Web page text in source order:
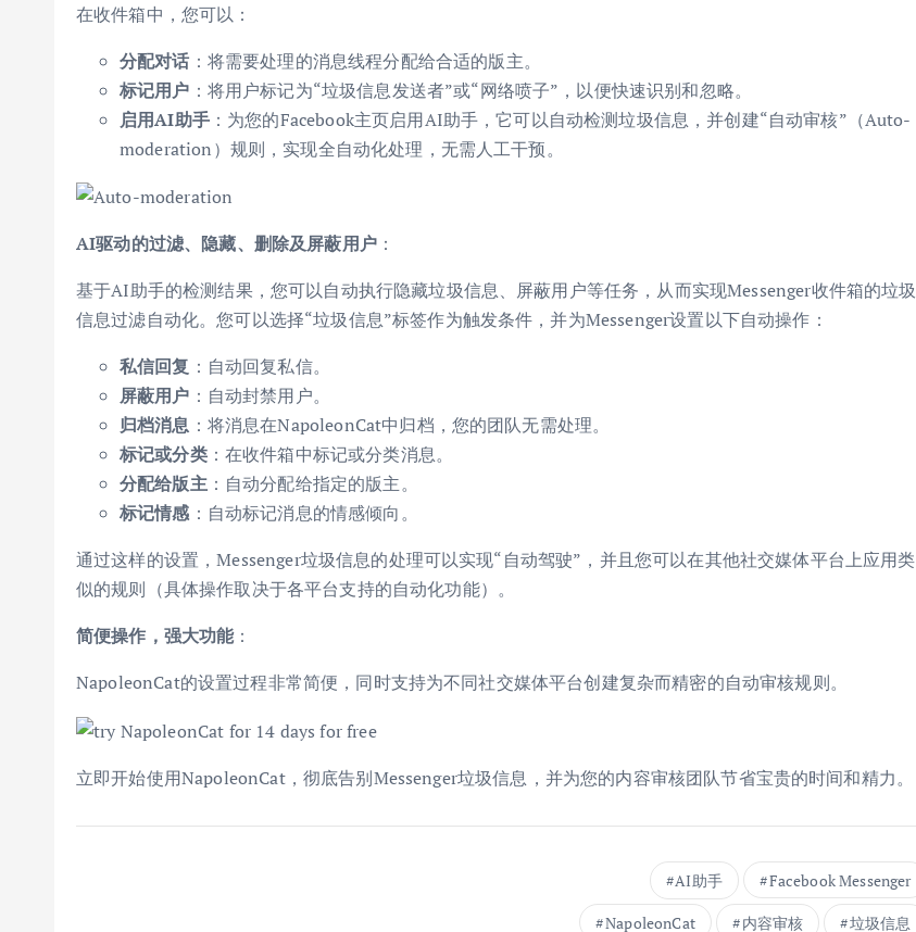
在收件箱中，您可以：
分配对话 ：将需要处理的消息线程分配给合适的版主。
标记用户 ：将用户标记为“垃圾信息发送者”或“网络喷子”，以便快速识别和忽略。
启用AI助手：为您的Facebook主页启用AI助手，它可以自动检测垃圾信息，并创建“自动审核”（Auto-
moderation）规则，实现全自动化处理，无需人工干预。
AI驱动的过滤、隐藏、删除及屏蔽用户：
基于AI助手的检测结果，您可以自动执行隐藏垃圾信息、屏蔽用户等任务，从而实现Messenger收件箱的垃圾
信息过滤自动化。您可以选择“垃圾信息”标签作为触发条件，并为Messenger设置以下自动操作：
私信回复 ：自动回复私信。
屏蔽用户 ：自动封禁用户。
归档消息 ：将消息在NapoleonCat中归档，您的团队无需处理。
标记或分类：在收件箱中标记或分类消息。
分配给版主：自动分配给指定的版主。
标记情感 ：自动标记消息的情感倾向。
通过这样的设置，Messenger垃圾信息的处理可以实现“自动驾驶”，并且您可以在其他社交媒体平台上应用类
似的规则（具体操作取决于各平台支持的自动化功能）。
简便操作，强大功能：
NapoleonCat的设置过程非常简便，同时支持为不同社交媒体平台创建复杂而精密的自动审核规则。
立即开始使用NapoleonCat，彻底告别Messenger垃圾信息，并为您的内容审核团队节省宝贵的时间和精力。
AI助手 Facebook Messenger
NapoleonCat 内容审核 垃圾信息